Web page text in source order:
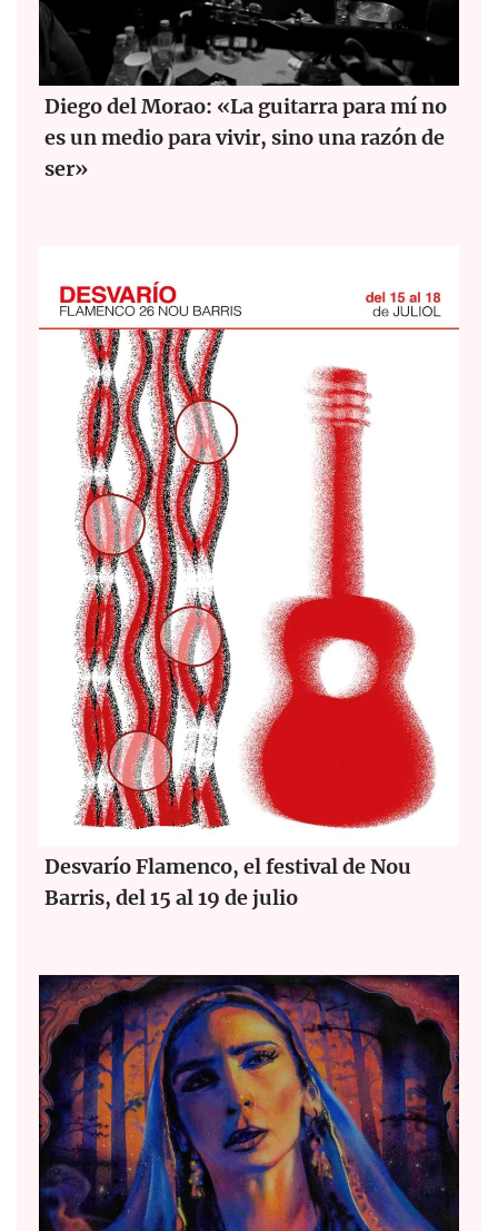
Diego del Morao: «La guitarra para mí no
es un medio para vivir, sino una razón de
ser»
Desvarío Flamenco, el festival de Nou
Barris, del 15 al 19 de julio